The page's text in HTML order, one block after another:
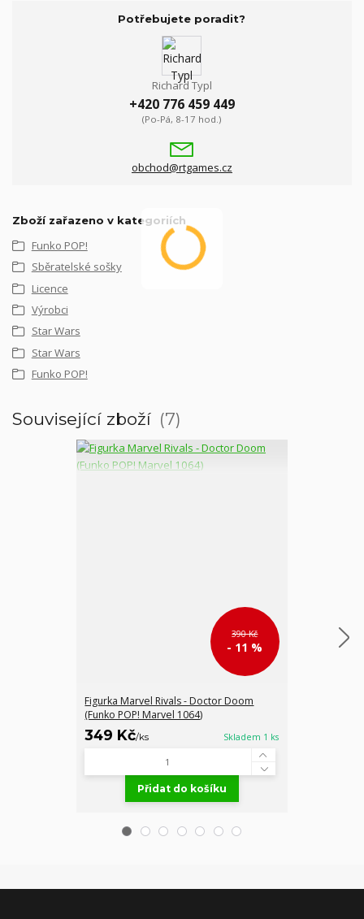
Potřebujete poradit?
Richard Typl
+420 776 459 449
(Po-Pá, 8-17 hod.)
obchod@rtgames.cz
Zboží zařazeno v kategoriích
Funko POP!
Sběratelské sošky
Licence
Výrobci
Star Wars
Star Wars
Funko POP!
Související zboží 7
390 Kč
- 11 %
Figurka Marvel Rivals - Doctor Doom
(Funko POP! Marvel 1064)
349 Kč/ks Skladem 1 ks
Přidat do košíku